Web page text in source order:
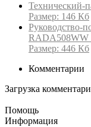
Технический-
Размер: 146 Кб
Руководство-
Размер: 446 Кб
Комментарии
Загрузка
Помощь
Информация